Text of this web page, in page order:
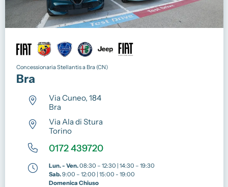
Concessionaria Stellantis a Bra (CN)
Bra
Via Cuneo, 184
Bra
Via Ala di Stura
Torino
0172 439720
Lun. - Ven.08:30 – 12:30 | 14:30 – 19:30
Sab.9:00 – 12:00 | 15:00 - 19:00
Domenica Chiuso